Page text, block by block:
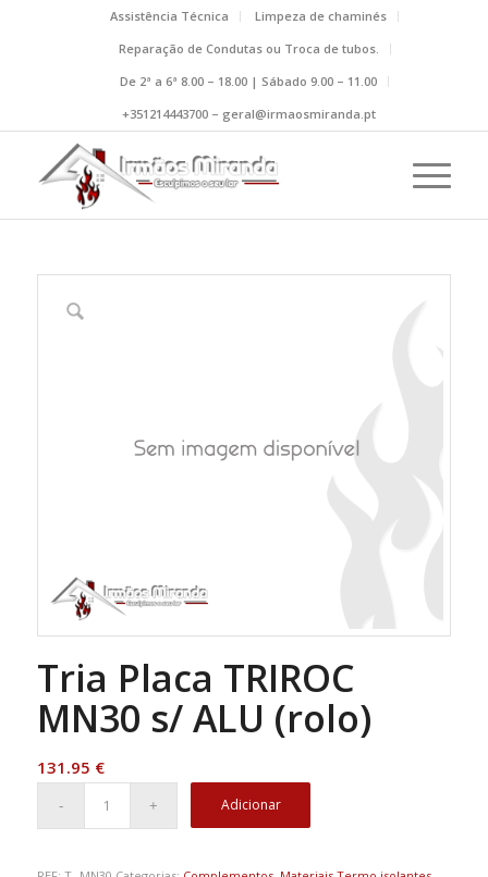
Assistência Técnica
Limpeza de chaminés
Reparação de Condutas ou Troca de tubos.
De 2ª a 6ª 8.00 – 18.00 | Sábado 9.00 – 11.00
+351214443700 – geral@irmaosmiranda.pt
Tria Placa TRIROC
MN30 s/ ALU (rolo)
131.95 €
Adicionar